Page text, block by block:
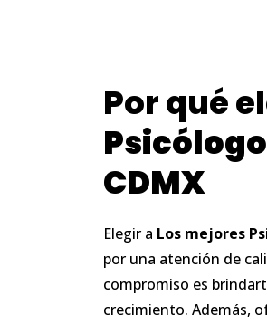
Por qué
CDMX
Elegir a Los mejores
por una atención de
compromiso es
crecimiento. Además,